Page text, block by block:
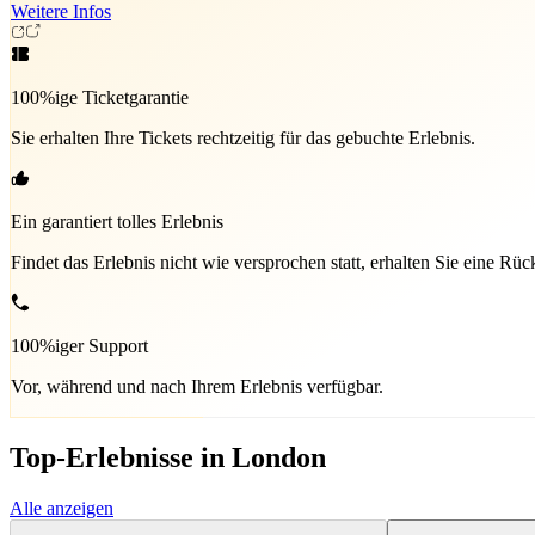
Weitere Infos
100%ige Ticketgarantie
Sie erhalten Ihre Tickets rechtzeitig für das gebuchte Erlebnis.
Ein garantiert tolles Erlebnis
Findet das Erlebnis nicht wie versprochen statt, erhalten Sie eine
100%iger Support
Vor, während und nach Ihrem Erlebnis verfügbar.
Top-Erlebnisse in London
Alle anzeigen